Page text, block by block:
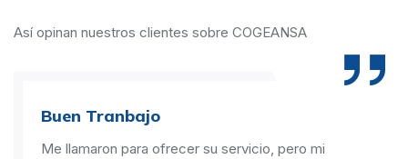
Así opinan nuestros clientes sobre COGEANSA
Buen Tranbajo
Me llamaron para ofrecer su servicio, pero mi